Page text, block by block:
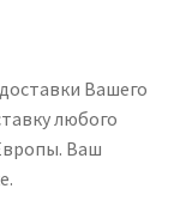
Вашего
любого
Ваш